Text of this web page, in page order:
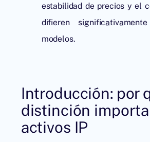
estabilidad de precios y el
difieren
modelos.
Introducción: por
distinción
activos IP